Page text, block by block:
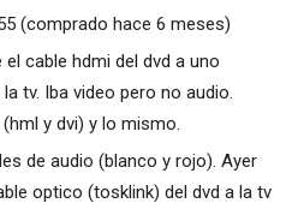
(comprado hace 6 meses)
cable hdmi del dvd a uno
tv. Iba video pero no audio.
y dvi) y lo mismo.
de audio (blanco y rojo). Ayer
optico (tosklink) del dvd a la tv